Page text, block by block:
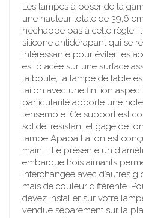
Les lampes à poser de la
une hauteur totale de 39,6
n’échappe pas à cette règle.
silicone antidérapant qui se
intéressante pour éviter les
est placée sur une surface
la boule, la lampe de table
laiton avec une finition
particularité apporte une
l’ensemble. Ce support est
solide, résistant et gage de
lampe Apapa Laiton est
main. Elle présente un
embarque trois aimants
interchangée avec d’autres
mais de couleur différente.
devez installer sur votre
vendue séparément sur la